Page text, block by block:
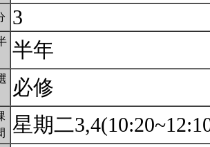
3
半年
必修
星期二